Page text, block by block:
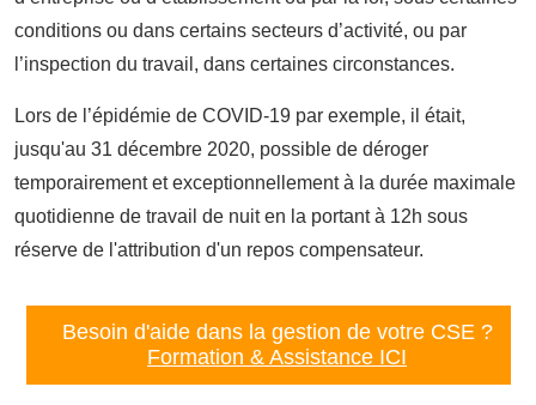
conditions ou dans certains secteurs d’activité, ou par
l’inspection du travail, dans certaines circonstances.
Lors de l’épidémie de COVID-19 par exemple, il était,
jusqu'au 31 décembre 2020, possible de déroger
temporairement et exceptionnellement à la durée maximale
quotidienne de travail de nuit en la portant à 12h sous
réserve de l'attribution d'un repos compensateur.
Besoin d'aide dans la gestion de votre CSE ?
Formation & Assistance ICI